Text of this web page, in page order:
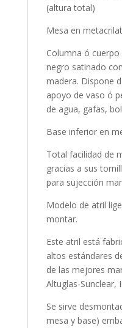
(altura total)
Mesa en
Columna ó
negro satinado
madera. Dispone
apoyo de vaso ó
de agua, gafas,
Base inferior en
Total facilidad de
gracias a sus
para sujección
Modelo de atril
montar.
Este atril está
altos estándares
de las mejores
Altuglas-Sunclear,
Se sirve
mesa y base)